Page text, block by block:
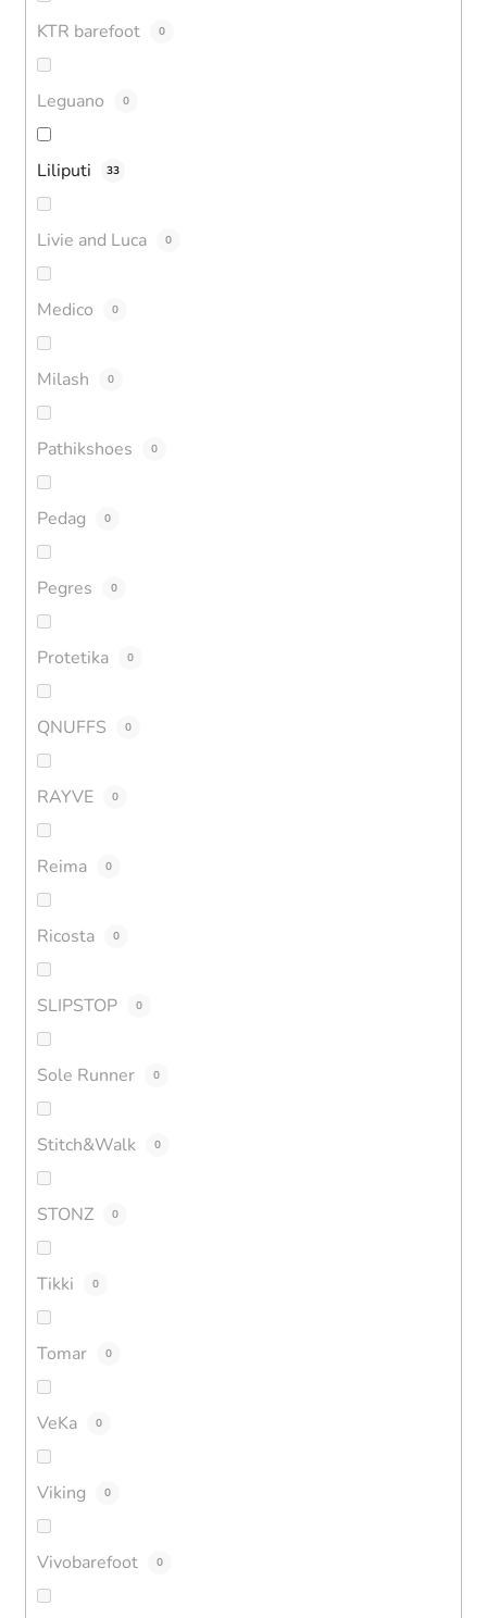
KTR barefoot 0
Leguano 0
Liliputi 33
Livie and Luca 0
Medico 0
Milash 0
Pathikshoes 0
Pedag 0
Pegres 0
Protetika 0
QNUFFS 0
RAYVE 0
Reima 0
Ricosta 0
SLIPSTOP 0
Sole Runner 0
Stitch&Walk 0
STONZ 0
Tikki 0
Tomar 0
VeKa 0
Viking 0
Vivobarefoot 0